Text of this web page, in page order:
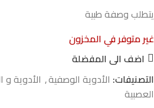
يتطلب وصفة طبية
غير متوفر في المخزون
اضف الى المفضلة
التصنيفات: الأدوية الوصفية, الأدوية و
العصبية